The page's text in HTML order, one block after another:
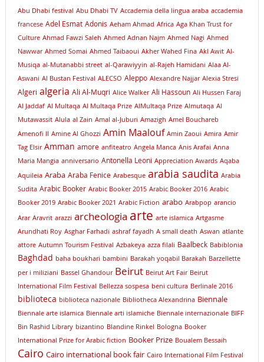
Abu Dhabi festival Abu Dhabi TV Accademia della lingua araba accademia
francese Adel Esmat Adonis Aeham Ahmad Africa Aga Khan Trust for
Culture Ahmad Fawzi Saleh Ahmed Adnan Najm Ahmed Nagi Ahmed
Nawwar Ahmed Somai Ahmed Taibaoui Akher Wahed Fina Akl Awit Al-
Musiqa al-Mutanabbi street al-Qarawiyyin al-Rajeh Hamidani Alaa Al-
Aswani Al Bustan Festival ALECSO Aleppo Alexandre Najjar Alexia Stresi
Algeri algeria Ali Al-Muqri Alice Walker Ali Hassoun Ali Hussen Faraj
Al Jaddaf Al Multaqa Al Multaqa Prize AlMultaqa Prize Almutaqa Al
Mutawassit Alula al Zain Amal al-Juburi Amazigh Amel Bouchareb
Amenofi II Amine Al Ghozzi Amin Maalouf Amin Zaoui Amira Amir
Tag Elsir Amman amore anfiteatro Angela Manca Anis Arafai Anna
Maria Mangia anniversario Antonella Leoni Appreciation Awards Aqaba
Aquileia Araba Araba Fenice Arabesque arabia saudita Arabia
Sudita Arabic Booker Arabic Booker 2015 Arabic Booker 2016 Arabic
Booker 2019 Arabic Booker 2021 Arabic Fiction arabo Arabpop arancio
Arar Aravrit arazzi archeologia arte arte islamica Artgasme
Arundhati Roy Asghar Farhadi ashraf fayadh A small death Aswan atlante
attore Autumn Tourism Festival Azbakeya azza filali Baalbeck Babiblonia
Baghdad baha boukhari bambini Barakah yoqabil Barakah Barzellette
per i miliziani Bassel Ghandour Beirut Beirut Art Fair Beirut
International Film Festival Bellezza sospesa beni cultura Berlinale 2016
biblioteca biblioteca nazionale Bibliotheca Alexandrina Biennale
Biennale arte islamica Biennale arti islamiche Biennale internazionale BIFF
Bin Rashid Library bizantino Blandine Rinkel Bologna Booker
International Prize for Arabic fiction Booker Prize Boualem Bessaih
Cairo Cairo international book fair Cairo International Film Festival